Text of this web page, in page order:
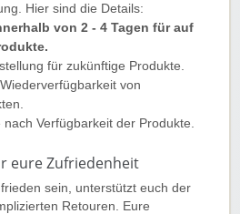
Hier sind die Details:
von 2 - 4 Tagen für auf
für zukünftige Produkte.
von
Verfügbarkeit der Produkte.
eure Zufriedenheit
sein, unterstützt euch der
Retouren. Eure